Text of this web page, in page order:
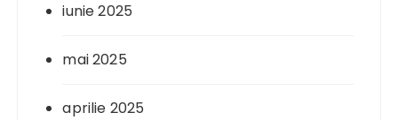
iunie 2025
mai 2025
aprilie 2025